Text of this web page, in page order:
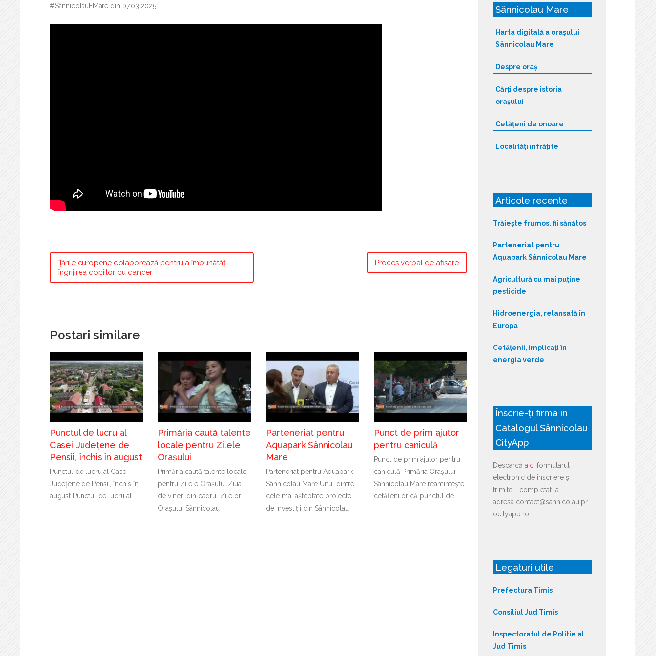
#SânnicolauEMare din 07.03.2025
Țările europene colaborează pentru a îmbunătăți
îngrijirea copiilor cu cancer
Proces verbal de afișare
Postari similare
Punctul de lucru al
Casei Județene de
Pensii, închis în august
Punctul de lucru al Casei
Județene de Pensii, închis în
august Punctul de lucru al
Primăria caută talente
locale pentru Zilele
Orașului
Primăria caută talente locale
pentru Zilele Orașului Ziua
de vineri din cadrul Zilelor
Orașului Sânnicolau
Parteneriat pentru
Aquapark Sânnicolau
Mare
Parteneriat pentru Aquapark
Sânnicolau Mare Unul dintre
cele mai așteptate proiecte
de investiții din Sânnicolau
Punct de prim ajutor
pentru caniculă
Punct de prim ajutor pentru
caniculă Primăria Orașului
Sânnicolau Mare reamintește
cetățenilor că punctul de
Sânnicolau Mare
Harta digitală a orașului
Sânnicolau Mare
Despre oraș
Cărți despre istoria
orașului
Cetățeni de onoare
Localități înfrățite
Articole recente
Trăiește frumos, fii sănătos
Parteneriat pentru
Aquapark Sânnicolau Mare
Agricultură cu mai puține
pesticide
Hidroenergia, relansată în
Europa
Cetățenii, implicați în
energia verde
Înscrie-ți firma în
Catalogul Sânnicolau
CityApp
Descarcă aici formularul
electronic de înscriere și
trimite-l completat la
adresa contact@sannicolau.pr
ocityapp.ro
Legaturi utile
Prefectura Timis
Consiliul Jud Timis
Inspectoratul de Politie al
Jud Timis